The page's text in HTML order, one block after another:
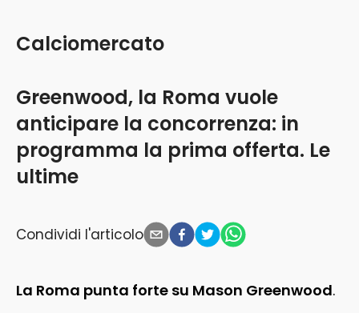
Greenwood, la Roma vuole
anticipare la concorrenza: in
programma la prima offerta. Le
ultime
Calciomercato
Condividi l'articolo
La Roma punta forte su Mason Greenwood.